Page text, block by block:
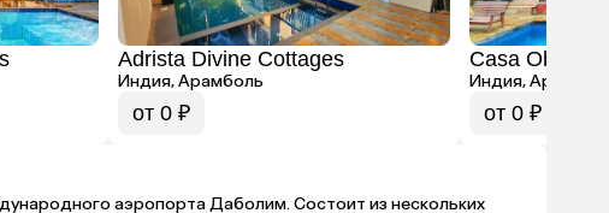
Adrista Divine Cottages
Индия, Арамболь
от 0 ₽
Casa
Индия,
от 0 ₽
аэропорта Даболим. Состоит из нескольких